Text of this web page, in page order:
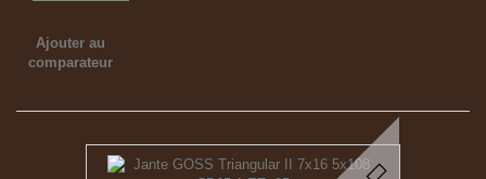
Ajouter au
comparateur